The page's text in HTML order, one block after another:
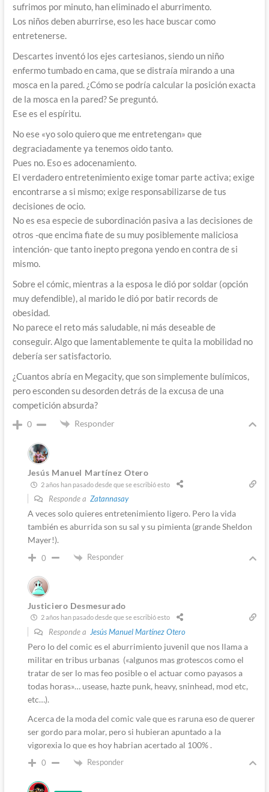
sufrimos por minuto, han eliminado el aburrimento.
Los niños deben aburrirse, eso les hace buscar como
entretenerse.
Descartes inventó los ejes cartesianos, siendo un niño
enfermo tumbado en cama, que se distraía mirando a una
mosca en la pared. ¿Cómo se podría calcular la posición exacta
de la mosca en la pared? Se preguntó.
Ese es el espíritu.
No ese «yo solo quiero que me entretengan» que
degraciadamente ya tenemos oido tanto.
Pues no. Eso es adocenamiento.
El verdadero entretenimiento exige tomar parte activa; exige
encontrarse a si mismo; exige responsabilizarse de tus
decisiones de ocio.
No es esa especie de subordinación pasiva a las decisiones de
otros -que encima fiate de su muy posiblemente maliciosa
intención- que tanto inepto pregona yendo en contra de si
mismo.
Sobre el cómic, mientras a la esposa le dió por soldar (opción
muy defendible), al marido le dió por batir records de
obesidad.
No parece el reto más saludable, ni más deseable de
conseguir. Algo que lamentablemente te quita la mobilidad no
debería ser satisfactorio.
¿Cuantos abría en Megacity, que son simplemente bulímicos,
pero esconden su desorden detrás de la excusa de una
competición absurda?
0 Responder
Jesús Manuel Martínez Otero
2 años han pasado desde que se escribió esto
Responde a Zatannasay
A veces solo quieres entretenimiento ligero. Pero la vida
también es aburrida son su sal y su pimienta (grande Sheldon
Mayer!).
0 Responder
Justiciero Desmesurado
2 años han pasado desde que se escribió esto
Responde a Jesús Manuel Martínez Otero
Pero lo del comic es el aburrimiento juvenil que nos llama a
militar en tribus urbanas («algunos mas grotescos como el
tratar de ser lo mas feo posible o el actuar como payasos a
todas horas»… usease, hazte punk, heavy, sninhead, mod etc,
etc…).
Acerca de la moda del comic vale que es raruna eso de querer
ser gordo para molar, pero si hubieran apuntado a la
vigorexia lo que es hoy habrian acertado al 100% .
0 Responder